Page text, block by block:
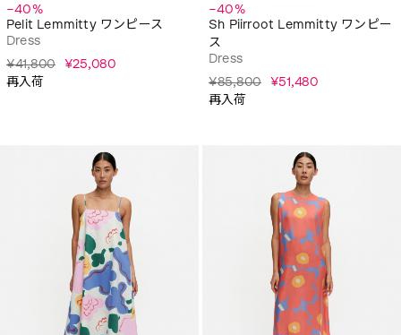
−40%
Pelit Lemmitty ワンピース
Dress
¥41,800 ¥25,080
再入荷
−40%
Sh Piirroot Lemmitty ワンピー
ス
Dress
¥85,800 ¥51,480
再入荷